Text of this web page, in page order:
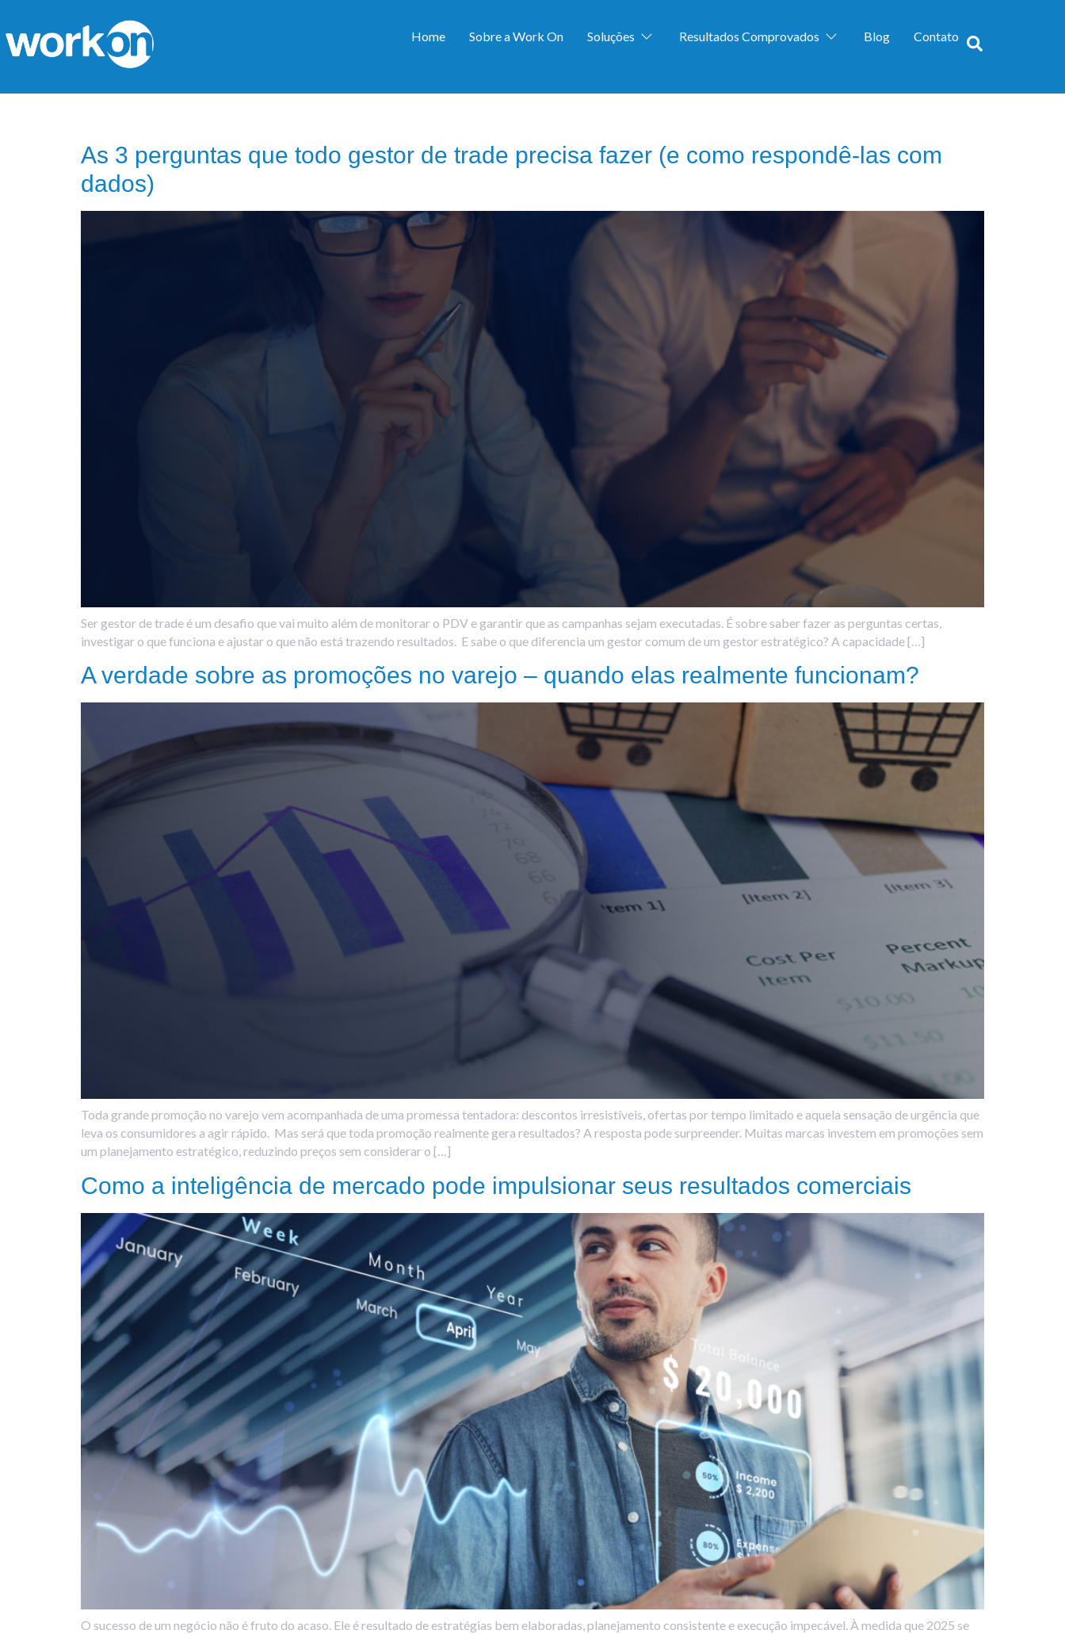
Home Sobre a Work On Soluções Resultados Comprovados Blog Contato
As 3 perguntas que todo gestor de trade precisa fazer (e como respondê-las com
dados)
Ser gestor de trade é um desafio que vai muito além de monitorar o PDV e garantir que as campanhas sejam executadas. É sobre saber fazer as perguntas certas,
investigar o que funciona e ajustar o que não está trazendo resultados. E sabe o que diferencia um gestor comum de um gestor estratégico? A capacidade […]
A verdade sobre as promoções no varejo – quando elas realmente funcionam?
Toda grande promoção no varejo vem acompanhada de uma promessa tentadora: descontos irresistíveis, ofertas por tempo limitado e aquela sensação de urgência que
leva os consumidores a agir rápido. Mas será que toda promoção realmente gera resultados? A resposta pode surpreender. Muitas marcas investem em promoções sem
um planejamento estratégico, reduzindo preços sem considerar o […]
Como a inteligência de mercado pode impulsionar seus resultados comerciais
O sucesso de um negócio não é fruto do acaso. Ele é resultado de estratégias bem elaboradas, planejamento consistente e execução impecável. À medida que 2025 se